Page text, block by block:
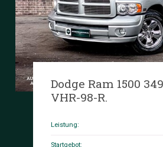
Dodge Ram 1500
VHR-98-R.
Leistung:
Startgebot: